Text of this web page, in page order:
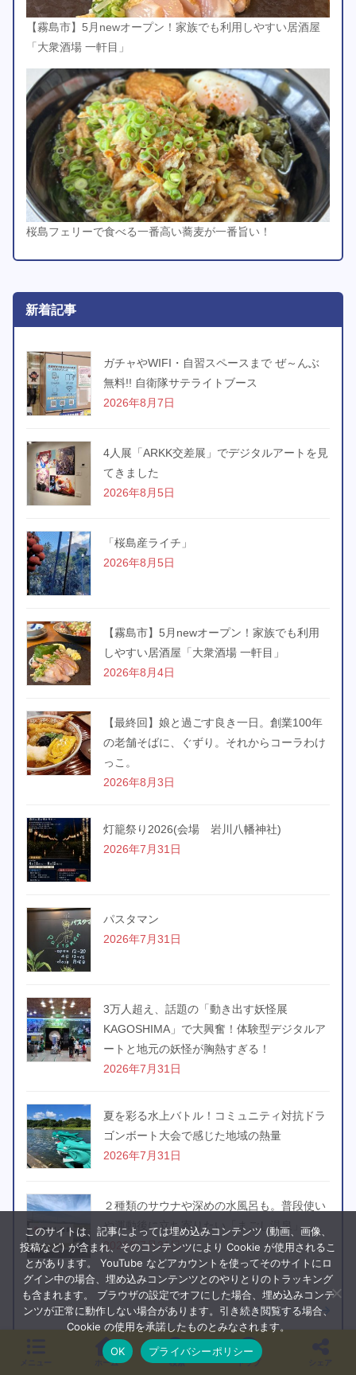
【霧島市】5月newオープン！家族でも利用しやすい居酒屋
「大衆酒場 一軒目」
桜島フェリーで食べる一番高い蕎麦が一番旨い！
新着記事
ガチャやWIFI・自習スペースまで ぜ～んぶ
無料!! 自衛隊サテライトブース
2026年8月7日
4人展「ARKK交差展」でデジタルアートを見
てきました
2026年8月5日
「桜島産ライチ」
2026年8月5日
【霧島市】5月newオープン！家族でも利用
しやすい居酒屋「大衆酒場 一軒目」
2026年8月4日
【最終回】娘と過ごす良き一日。創業100年
の老舗そばに、ぐずり。それからコーラわけ
っこ。
2026年8月3日
灯籠祭り2026(会場 岩川八幡神社)
2026年7月31日
パスタマン
2026年7月31日
3万人超え、話題の「動き出す妖怪展
KAGOSHIMA」で大興奮！体験型デジタルア
ートと地元の妖怪が胸熱すぎる！
2026年7月31日
夏を彩る水上バトル！コミュニティ対抗ドラ
ゴンボート大会で感じた地域の熱量
2026年7月31日
２種類のサウナや深めの水風呂も。普段使い
や運動後に立ち寄りたい「まごし温泉」
2026年7月31日
バックナンバー
ホーム 検索 トップ
このサイトは、記事によっては埋め込みコンテンツ (動画、画像、
投稿など) が含まれ、そのコンテンツにより Cookie が使用されるこ
とがあります。 YouTube などアカウントを使ってそのサイトにロ
グイン中の場合、埋め込みコンテンツとのやりとりのトラッキング
も含まれます。 ブラウザの設定でオフにした場合、埋め込みコンテ
ンツが正常に動作しない場合があります。引き続き閲覧する場合、
Cookie の使用を承諾したものとみなされます。
OK
プライバシーポリシー